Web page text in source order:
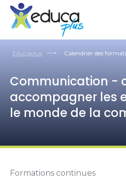
Educaplus Calendrier des
Communication -
accompagner les
le monde de la
Formations continues